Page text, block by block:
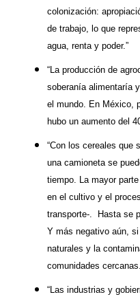
colonización:
de trabajo, lo que
agua, renta y poder.”
“La producción de
soberanía alimentaría
el mundo. En México,
hubo un aumento del
“Con los cereales que
una camioneta se
tiempo. La mayor
en el cultivo y el
transporte-. Hasta se
Y más negativo aún,
naturales y la
comunidades
“Las industrias y